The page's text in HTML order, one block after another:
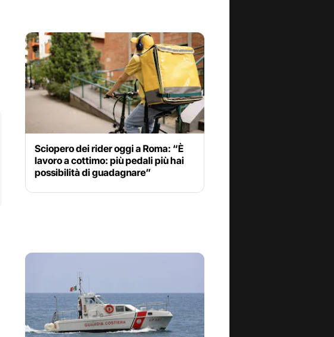
Sciopero dei rider oggi a Roma: “È
lavoro a cottimo: più pedali più hai
possibilità di guadagnare”